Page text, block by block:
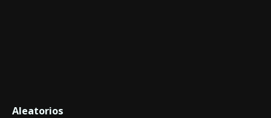
Aleatorios